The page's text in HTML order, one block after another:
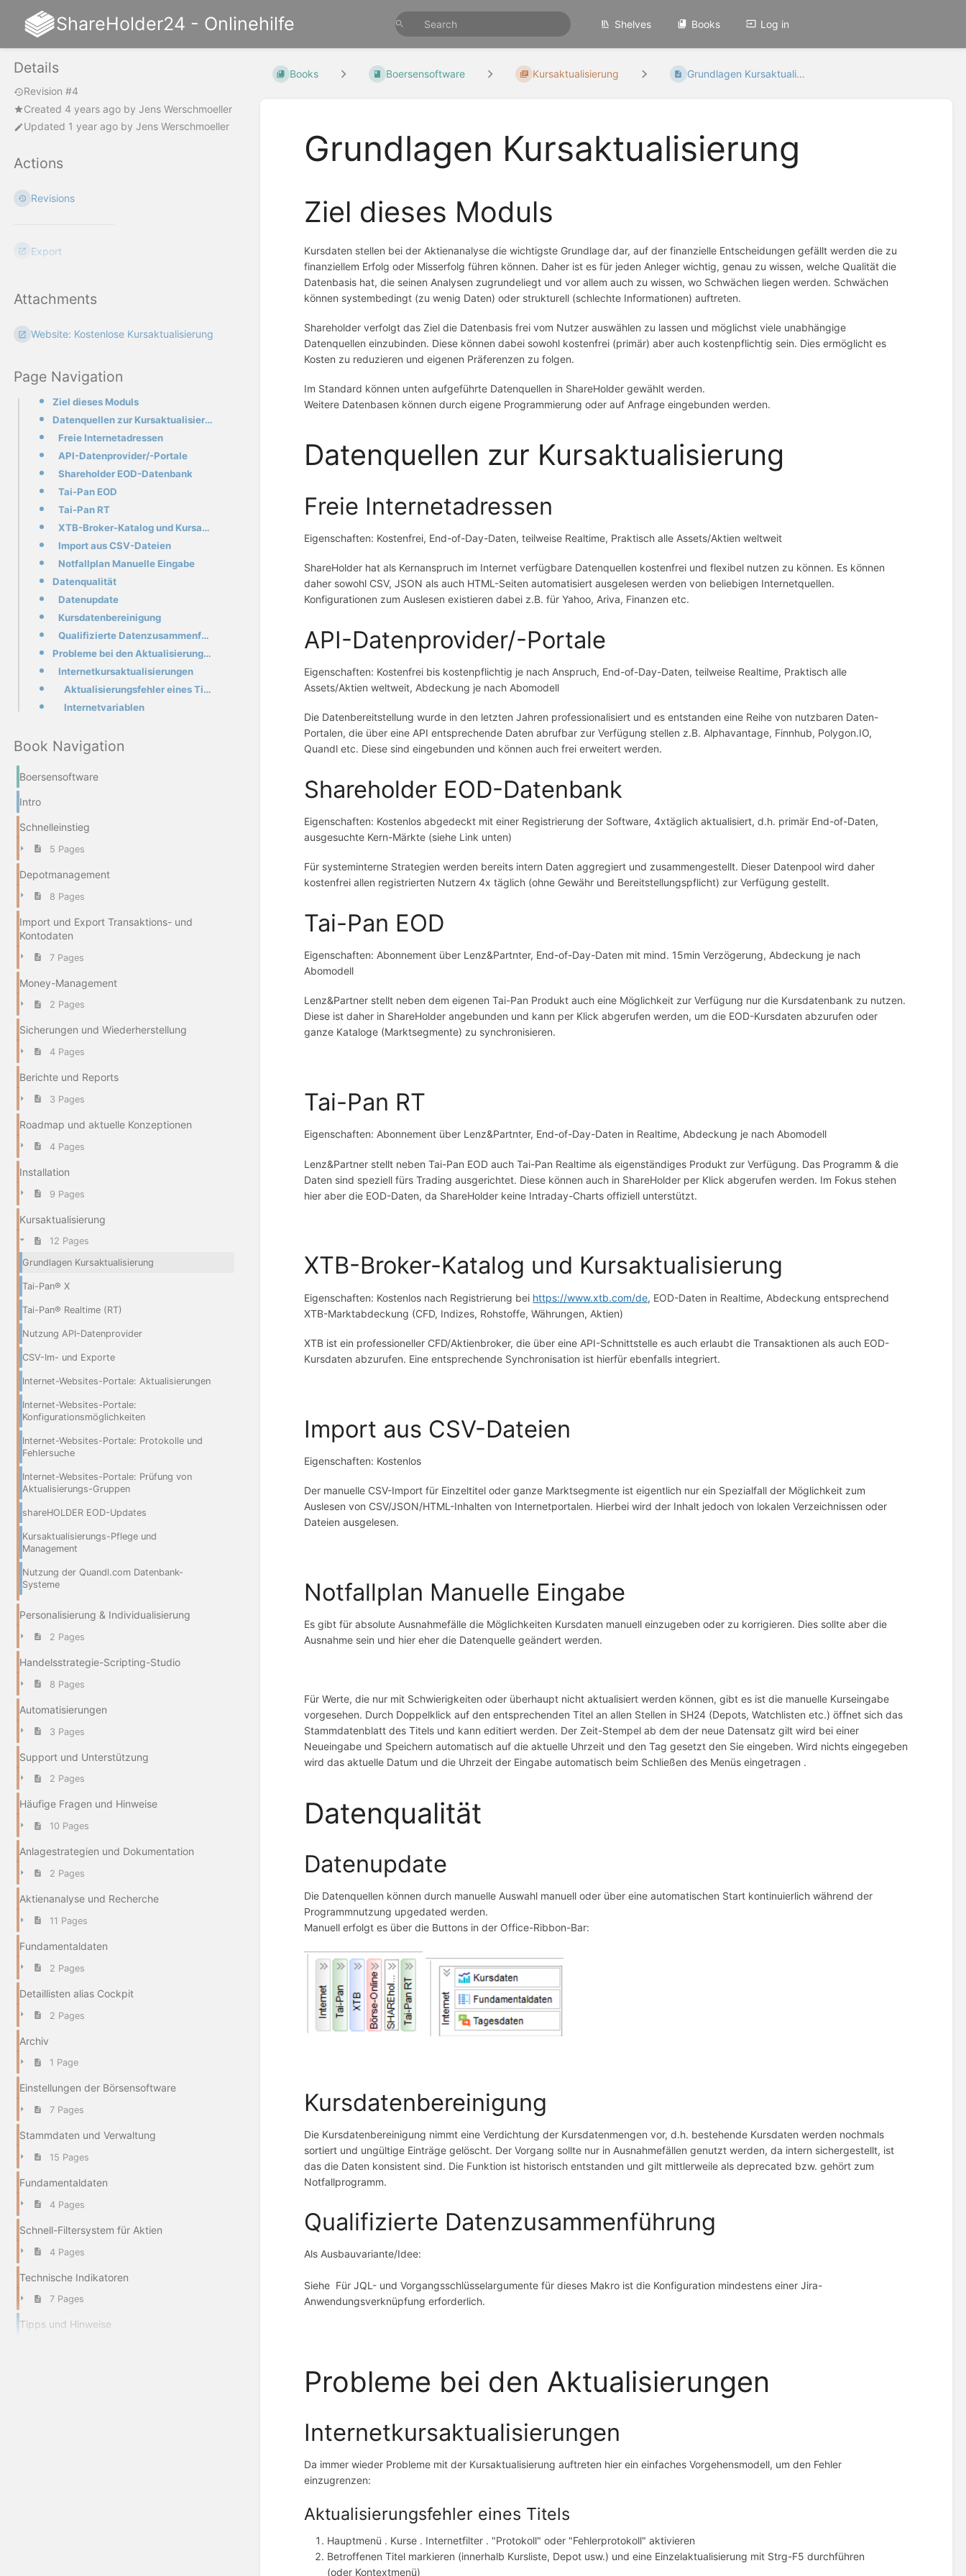
ShareHolder24 - Onlinehilfe Shelves Books Log in
Details
Revision #4
Created 4 years ago by Jens Werschmoeller
Updated 1 year ago by Jens Werschmoeller
Actions
Revisions
Export
Attachments
Website: Kostenlose Kursaktualisierung
Page Navigation
Ziel dieses Moduls
Datenquellen zur Kursaktualisierung
Freie Internetadressen
API-Datenprovider/-Portale
Shareholder EOD-Datenbank
Tai-Pan EOD
Tai-Pan RT
XTB-Broker-Katalog und Kursaktualisierung
Import aus CSV-Dateien
Notfallplan Manuelle Eingabe
Datenqualität
Datenupdate
Kursdatenbereinigung
Qualifizierte Datenzusammenführung
Probleme bei den Aktualisierungen
Internetkursaktualisierungen
Aktualisierungsfehler eines Titels
Internetvariablen
Book Navigation
Boersensoftware
Intro
Schnelleinstieg
5 Pages
Depotmanagement
8 Pages
Import und Export Transaktions- und
Kontodaten
7 Pages
Money-Management
2 Pages
Sicherungen und Wiederherstellung
4 Pages
Berichte und Reports
3 Pages
Roadmap und aktuelle Konzeptionen
4 Pages
Installation
9 Pages
Kursaktualisierung
12 Pages
Grundlagen Kursaktualisierung
Tai-Pan® X
Tai-Pan® Realtime (RT)
Nutzung API-Datenprovider
CSV-Im- und Exporte
Internet-Websites-Portale: Aktualisierungen
Internet-Websites-Portale:
Konfigurationsmöglichkeiten
Internet-Websites-Portale: Protokolle und
Fehlersuche
Internet-Websites-Portale: Prüfung von
Aktualisierungs-Gruppen
shareHOLDER EOD-Updates
Kursaktualisierungs-Pflege und
Management
Nutzung der Quandl.com Datenbank-
Systeme
Personalisierung & Individualisierung
2 Pages
Handelsstrategie-Scripting-Studio
8 Pages
Automatisierungen
3 Pages
Support und Unterstützung
2 Pages
Häufige Fragen und Hinweise
10 Pages
Anlagestrategien und Dokumentation
2 Pages
Aktienanalyse und Recherche
11 Pages
Fundamentaldaten
2 Pages
Detaillisten alias Cockpit
2 Pages
Archiv
1 Page
Einstellungen der Börsensoftware
7 Pages
Stammdaten und Verwaltung
15 Pages
Fundamentaldaten
4 Pages
Schnell-Filtersystem für Aktien
4 Pages
Technische Indikatoren
7 Pages
Tipps und Hinweise
Books Boersensoftware Kursaktualisierung Grundlagen Kursaktuali...
Grundlagen Kursaktualisierung
Ziel dieses Moduls
Kursdaten stellen bei der Aktienanalyse die wichtigste Grundlage dar, auf der finanzielle Entscheidungen gefällt werden die zu
finanziellem Erfolg oder Misserfolg führen können. Daher ist es für jeden Anleger wichtig, genau zu wissen, welche Qualität die
Datenbasis hat, die seinen Analysen zugrundeliegt und vor allem auch zu wissen, wo Schwächen liegen werden. Schwächen
können systembedingt (zu wenig Daten) oder strukturell (schlechte Informationen) auftreten.
Shareholder verfolgt das Ziel die Datenbasis frei vom Nutzer auswählen zu lassen und möglichst viele unabhängige
Datenquellen einzubinden. Diese können dabei sowohl kostenfrei (primär) aber auch kostenpflichtig sein. Dies ermöglicht es
Kosten zu reduzieren und eigenen Präferenzen zu folgen.
Im Standard können unten aufgeführte Datenquellen in ShareHolder gewählt werden.
Weitere Datenbasen können durch eigene Programmierung oder auf Anfrage eingebunden werden.
Datenquellen zur Kursaktualisierung
Freie Internetadressen
Eigenschaften: Kostenfrei, End-of-Day-Daten, teilweise Realtime, Praktisch alle Assets/Aktien weltweit
ShareHolder hat als Kernanspruch im Internet verfügbare Datenquellen kostenfrei und flexibel nutzen zu können. Es können
daher sowohl CSV, JSON als auch HTML-Seiten automatisiert ausgelesen werden von beliebigen Internetquellen.
Konfigurationen zum Auslesen existieren dabei z.B. für Yahoo, Ariva, Finanzen etc.
API-Datenprovider/-Portale
Eigenschaften: Kostenfrei bis kostenpflichtig je nach Anspruch, End-of-Day-Daten, teilweise Realtime, Praktisch alle
Assets/Aktien weltweit, Abdeckung je nach Abomodell
Die Datenbereitstellung wurde in den letzten Jahren professionalisiert und es entstanden eine Reihe von nutzbaren Daten-
Portalen, die über eine API entsprechende Daten abrufbar zur Verfügung stellen z.B. Alphavantage, Finnhub, Polygon.IO,
Quandl etc. Diese sind eingebunden und können auch frei erweitert werden.
Shareholder EOD-Datenbank
Eigenschaften: Kostenlos abgedeckt mit einer Registrierung der Software, 4xtäglich aktualisiert, d.h. primär End-of-Daten,
ausgesuchte Kern-Märkte (siehe Link unten)
Für systeminterne Strategien werden bereits intern Daten aggregiert und zusammengestellt. Dieser Datenpool wird daher
kostenfrei allen registrierten Nutzern 4x täglich (ohne Gewähr und Bereitstellungspflicht) zur Verfügung gestellt.
Tai-Pan EOD
Eigenschaften: Abonnement über Lenz&Partnter, End-of-Day-Daten mit mind. 15min Verzögerung, Abdeckung je nach
Abomodell
Lenz&Partner stellt neben dem eigenen Tai-Pan Produkt auch eine Möglichkeit zur Verfügung nur die Kursdatenbank zu nutzen.
Diese ist daher in ShareHolder angebunden und kann per Klick abgerufen werden, um die EOD-Kursdaten abzurufen oder
ganze Kataloge (Marktsegmente) zu synchronisieren.
Tai-Pan RT
Eigenschaften: Abonnement über Lenz&Partnter, End-of-Day-Daten in Realtime, Abdeckung je nach Abomodell
Lenz&Partner stellt neben Tai-Pan EOD auch Tai-Pan Realtime als eigenständiges Produkt zur Verfügung. Das Programm & die
Daten sind speziell fürs Trading ausgerichtet. Diese können auch in ShareHolder per Klick abgerufen werden. Im Fokus stehen
hier aber die EOD-Daten, da ShareHolder keine Intraday-Charts offiziell unterstützt.
XTB-Broker-Katalog und Kursaktualisierung
Eigenschaften: Kostenlos nach Registrierung bei https://www.xtb.com/de, EOD-Daten in Realtime, Abdeckung entsprechend
XTB-Marktabdeckung (CFD, Indizes, Rohstoffe, Währungen, Aktien)
XTB ist ein professioneller CFD/Aktienbroker, die über eine API-Schnittstelle es auch erlaubt die Transaktionen als auch EOD-
Kursdaten abzurufen. Eine entsprechende Synchronisation ist hierfür ebenfalls integriert.
Import aus CSV-Dateien
Eigenschaften: Kostenlos
Der manuelle CSV-Import für Einzeltitel oder ganze Marktsegmente ist eigentlich nur ein Spezialfall der Möglichkeit zum
Auslesen von CSV/JSON/HTML-Inhalten von Internetportalen. Hierbei wird der Inhalt jedoch von lokalen Verzeichnissen oder
Dateien ausgelesen.
Notfallplan Manuelle Eingabe
Es gibt für absolute Ausnahmefälle die Möglichkeiten Kursdaten manuell einzugeben oder zu korrigieren. Dies sollte aber die
Ausnahme sein und hier eher die Datenquelle geändert werden.
Für Werte, die nur mit Schwierigkeiten oder überhaupt nicht aktualisiert werden können, gibt es ist die manuelle Kurseingabe
vorgesehen. Durch Doppelklick auf den entsprechenden Titel an allen Stellen in SH24 (Depots, Watchlisten etc.) öffnet sich das
Stammdatenblatt des Titels und kann editiert werden. Der Zeit-Stempel ab dem der neue Datensatz gilt wird bei einer
Neueingabe und Speichern automatisch auf die aktuelle Uhrzeit und den Tag gesetzt den Sie eingeben. Wird nichts eingegeben
wird das aktuelle Datum und die Uhrzeit der Eingabe automatisch beim Schließen des Menüs eingetragen .
Datenqualität
Datenupdate
Die Datenquellen können durch manuelle Auswahl manuell oder über eine automatischen Start kontinuierlich während der
Programmnutzung upgedated werden.
Manuell erfolgt es über die Buttons in der Office-Ribbon-Bar:
Kursdatenbereinigung
Die Kursdatenbereinigung nimmt eine Verdichtung der Kursdatenmengen vor, d.h. bestehende Kursdaten werden nochmals
sortiert und ungültige Einträge gelöscht. Der Vorgang sollte nur in Ausnahmefällen genutzt werden, da intern sichergestellt, ist
das die Daten konsistent sind. Die Funktion ist historisch entstanden und gilt mittlerweile als deprecated bzw. gehört zum
Notfallprogramm.
Qualifizierte Datenzusammenführung
Als Ausbauvariante/Idee:
Siehe Für JQL- und Vorgangsschlüsselargumente für dieses Makro ist die Konfiguration mindestens einer Jira-
Anwendungsverknüpfung erforderlich.
Probleme bei den Aktualisierungen
Internetkursaktualisierungen
Da immer wieder Probleme mit der Kursaktualisierung auftreten hier ein einfaches Vorgehensmodell, um den Fehler
einzugrenzen:
Aktualisierungsfehler eines Titels
Hauptmenü . Kurse . Internetfilter . "Protokoll" oder "Fehlerprotokoll" aktivieren
Betroffenen Titel markieren (innerhalb Kursliste, Depot usw.) und eine Einzelaktualisierung mit Strg-F5 durchführen
(oder Kontextmenü)